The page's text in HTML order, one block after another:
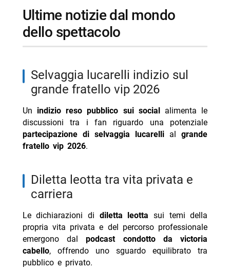
-- woody: il trailer di toy story 5 accende il dibattito
-- sanremo 2026: morgan non sarà sul palco nella
serata cover
-- laura pausini ritorna a sanremo: »so cosa diranno«
-- la star di grey’s anatomy e euphoria eric dane
muore a 53 anni
-- Scopri di più da Jump the shark
- Programmi TV oggi giovedì 6 agosto 2026 prima
serata
- La vera storia del Colosseo stasera La7 7 agosto
2026
- Comedy Match 7 agosto 2026, su Nove la nuova
puntata
ultime notizie dal mondo
dello spettacolo
selvaggia lucarelli indizio sul
grande fratello vip 2026
Un indizio reso pubblico sui socialalimenta le
discussioni tra i fan riguardo una potenziale
partecipazione di selvaggia lucarelli algrande
fratello vip 2026.
diletta leotta tra vita privata e
carriera
Le dichiarazioni di diletta leotta sui temi della
propria vita privata e del percorso professionale
emergono dalpodcast condotto da victoria
cabello, offrendo uno sguardo equilibrato tra
pubblico e privato.